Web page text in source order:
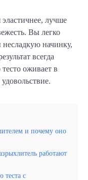
лучше
Вы легко
несладкую начинку,
всегда
оживает в
и почему оно
работают
теста с